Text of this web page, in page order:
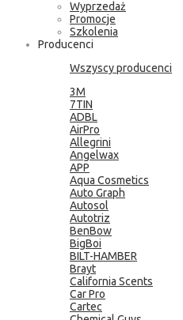
Wyprzedaż
Promocje
Szkolenia
Producenci
Wszyscy producenci
3M
7TIN
ADBL
AirPro
Allegrini
Angelwax
APP
Aqua Cosmetics
Auto Graph
Autosol
Autotriz
BenBow
BigBoi
BILT-HAMBER
Brayt
California Scents
Car Pro
Cartec